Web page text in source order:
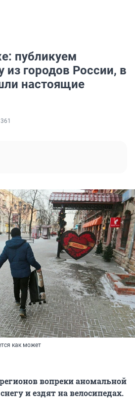
публикуем
из городов России, в
настоящие
как может
вопреки аномальной
и ездят на велосипедах.